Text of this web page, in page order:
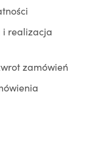
i realizacja
zamówień